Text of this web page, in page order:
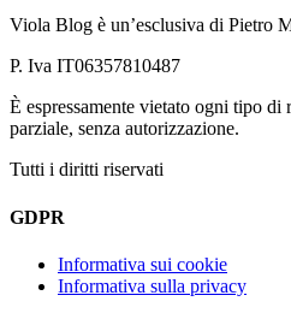
Viola Blog è un’esclusiva di Pietro
P. Iva IT06357810487
È espressamente vietato ogni tipo
parziale, senza autorizzazione.
Tutti i diritti riservati
GDPR
Informativa sui cookie
Informativa sulla privacy